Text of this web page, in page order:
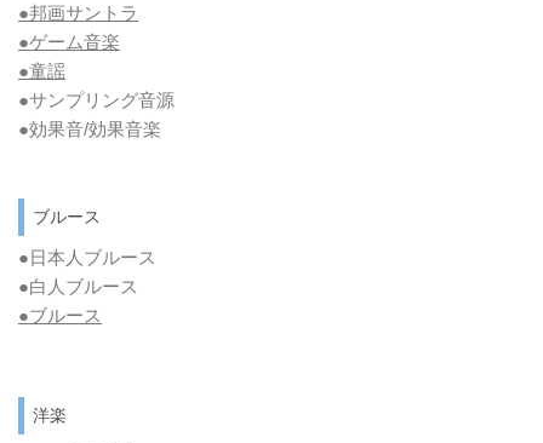
●邦画サントラ
●ゲーム音楽
●童謡
●サンプリング音源
●効果音/効果音楽
ブルース
●日本人ブルース
●白人ブルース
●ブルース
洋楽